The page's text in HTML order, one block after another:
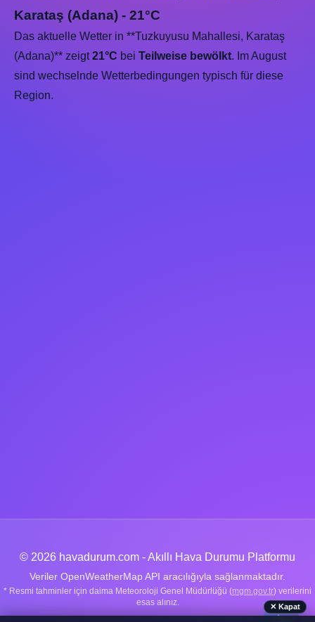
Karataş (Adana) - 21°C
Das aktuelle Wetter in **Tuzkuyusu Mahallesi, Karataş
(Adana)** zeigt21°C bei Teilweise bewölkt. Im August
sind wechselnde Wetterbedingungen typisch für diese
Region.
© 2026 havadurum.com - Akıllı Hava Durumu Platformu
Veriler OpenWeatherMap API aracılığıyla sağlanmaktadır.
* Resmi tahminler için daima Meteoroloji Genel Müdürlüğü (mgm.gov.tr) verilerini
esas alınız.
✕ Kapat